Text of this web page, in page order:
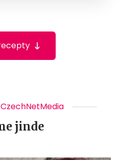
jinde